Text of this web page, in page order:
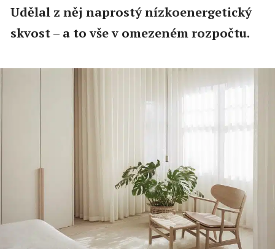
Udělal z něj naprostý nízkoenergetický
skvost – a to vše v omezeném rozpočtu.